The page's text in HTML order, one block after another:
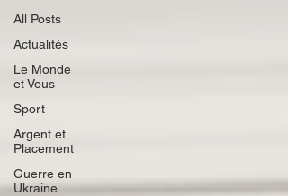
All Posts
Actualités
Le Monde
et Vous
Sport
Argent et
Placement
Guerre en
Ukraine